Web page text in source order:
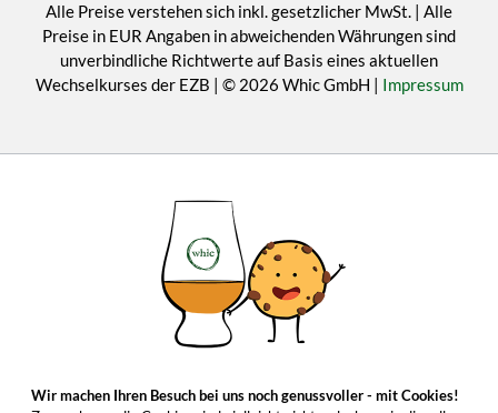
Alle Preise verstehen sich inkl. gesetzlicher MwSt. | Alle
Preise in EUR Angaben in abweichenden Währungen sind
unverbindliche Richtwerte auf Basis eines aktuellen
Wechselkurses der EZB | © 2026 Whic GmbH | Impressum
Wir machen Ihren Besuch bei uns noch genussvoller - mit Cookies!